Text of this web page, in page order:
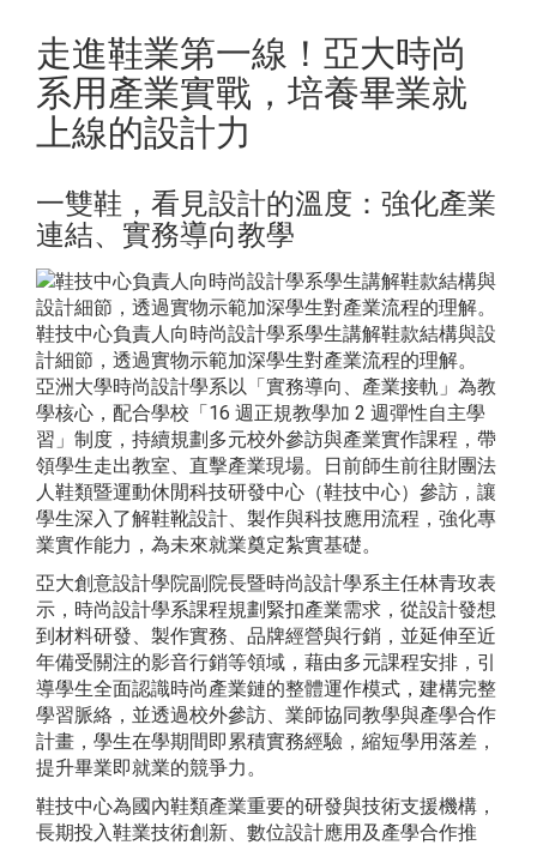
走進鞋業第一線！亞大時尚
系用產業實戰，培養畢業就
上線的設計力
一雙鞋，看見設計的溫度：強化產業
連結、實務導向教學
鞋技中心負責人向時尚設計學系學生講解鞋款結構與設
計細節，透過實物示範加深學生對產業流程的理解。
亞洲大學時尚設計學系以「實務導向、產業接軌」為教
學核心，配合學校「16 週正規教學加 2 週彈性自主學
習」制度，持續規劃多元校外參訪與產業實作課程，帶
領學生走出教室、直擊產業現場。日前師生前往財團法
人鞋類暨運動休閒科技研發中心（鞋技中心）參訪，讓
學生深入了解鞋靴設計、製作與科技應用流程，強化專
業實作能力，為未來就業奠定紮實基礎。
亞大創意設計學院副院長暨時尚設計學系主任林青玫表
示，時尚設計學系課程規劃緊扣產業需求，從設計發想
到材料研發、製作實務、品牌經營與行銷，並延伸至近
年備受關注的影音行銷等領域，藉由多元課程安排，引
導學生全面認識時尚產業鏈的整體運作模式，建構完整
學習脈絡，並透過校外參訪、業師協同教學與產學合作
計畫，學生在學期間即累積實務經驗，縮短學用落差，
提升畢業即就業的競爭力。
鞋技中心為國內鞋類產業重要的研發與技術支援機構，
長期投入鞋業技術創新、數位設計應用及產學合作推